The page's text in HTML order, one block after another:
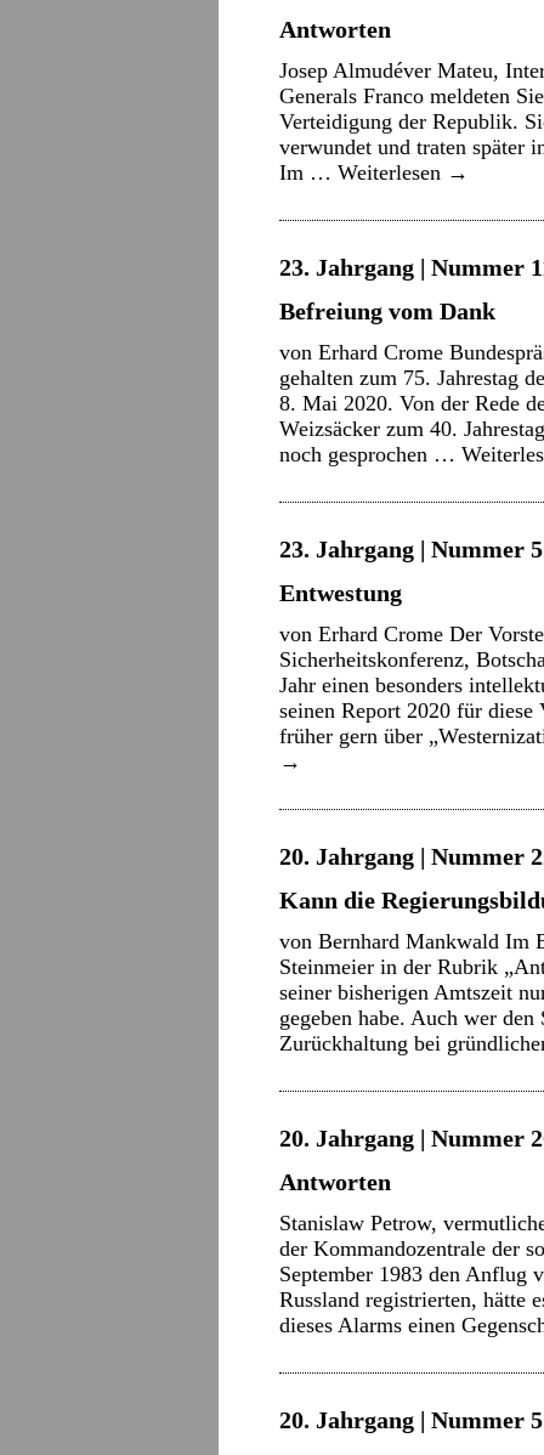
Antworten
Josep Almudéver Mateu,
Generals Franco meldeten
Verteidigung der Republik.
verwundet und traten später
Im … Weiterlesen →
23. Jahrgang | Nummer
Befreiung vom Dank
von Erhard Crome
gehalten zum 75. Jahrestag
8. Mai 2020. Von der Rede
Weizsäcker zum 40.
noch gesprochen …
23. Jahrgang | Nummer
Entwestung
von Erhard Crome Der
Sicherheitskonferenz,
Jahr einen besonders
seinen Report 2020 für diese
früher gern über
→
20. Jahrgang | Nummer
Kann die
von Bernhard Mankwald Im
Steinmeier in der Rubrik
seiner bisherigen Amtszeit
gegeben habe. Auch wer
Zurückhaltung bei
20. Jahrgang | Nummer
Antworten
Stanislaw Petrow,
der Kommandozentrale der
September 1983 den Anflug
Russland registrierten, hätte
dieses Alarms einen
20. Jahrgang | Nummer